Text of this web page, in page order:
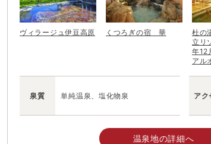
ヴィラージュ伊豆高原 くつろぎの宿 華
杜の
立リ
年12
アル
泉質 単純温泉、塩化物泉 アク
温泉地の詳細へ